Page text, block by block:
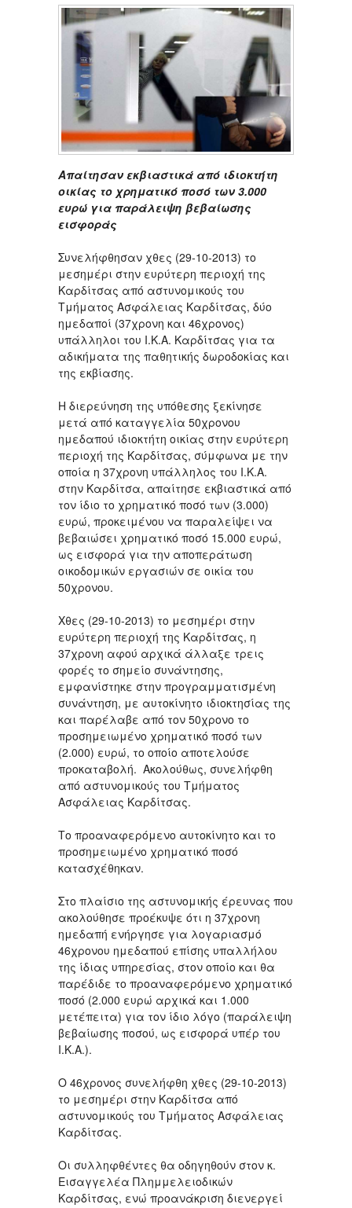
Απαίτησαν εκβιαστικά από ιδιοκτήτη
οικίας το χρηματικό ποσό των 3.000
ευρώ για παράλειψη βεβαίωσης
εισφοράς
Συνελήφθησαν χθες (29-10-2013) το
μεσημέρι στην ευρύτερη περιοχή της
Καρδίτσας από αστυνομικούς του
Τμήματος Ασφάλειας Καρδίτσας, δύο
ημεδαποί (37χρονη και 46χρονος)
υπάλληλοι του Ι.Κ.Α. Καρδίτσας για τα
αδικήματα της παθητικής δωροδοκίας και
της εκβίασης.
Η διερεύνηση της υπόθεσης ξεκίνησε
μετά από καταγγελία 50χρονου
ημεδαπού ιδιοκτήτη οικίας στην ευρύτερη
περιοχή της Καρδίτσας, σύμφωνα με την
οποία η 37χρονη υπάλληλος του Ι.Κ.Α.
στην Καρδίτσα, απαίτησε εκβιαστικά από
τον ίδιο το χρηματικό ποσό των (3.000)
ευρώ, προκειμένου να παραλείψει να
βεβαιώσει χρηματικό ποσό 15.000 ευρώ,
ως εισφορά για την αποπεράτωση
οικοδομικών εργασιών σε οικία του
50χρονου.
Χθες (29-10-2013) το μεσημέρι στην
ευρύτερη περιοχή της Καρδίτσας, η
37χρονη αφού αρχικά άλλαξε τρεις
φορές το σημείο συνάντησης,
εμφανίστηκε στην προγραμματισμένη
συνάντηση, με αυτοκίνητο ιδιοκτησίας της
και παρέλαβε από τον 50χρονο το
προσημειωμένο χρηματικό ποσό των
(2.000) ευρώ, το οποίο αποτελούσε
προκαταβολή. Ακολούθως, συνελήφθη
από αστυνομικούς του Τμήματος
Ασφάλειας Καρδίτσας.
Το προαναφερόμενο αυτοκίνητο και το
προσημειωμένο χρηματικό ποσό
κατασχέθηκαν.
Στο πλαίσιο της αστυνομικής έρευνας που
ακολούθησε προέκυψε ότι η 37χρονη
ημεδαπή ενήργησε για λογαριασμό
46χρονου ημεδαπού επίσης υπαλλήλου
της ίδιας υπηρεσίας, στον οποίο και θα
παρέδιδε το προαναφερόμενο χρηματικό
ποσό (2.000 ευρώ αρχικά και 1.000
μετέπειτα) για τον ίδιο λόγο (παράλειψη
βεβαίωσης ποσού, ως εισφορά υπέρ του
Ι.Κ.Α.).
Ο 46χρονος συνελήφθη χθες (29-10-2013)
το μεσημέρι στην Καρδίτσα από
αστυνομικούς του Τμήματος Ασφάλειας
Καρδίτσας.
Οι συλληφθέντες θα οδηγηθούν στον κ.
Εισαγγελέα Πλημμελειοδικών
Καρδίτσας, ενώ προανάκριση διενεργεί